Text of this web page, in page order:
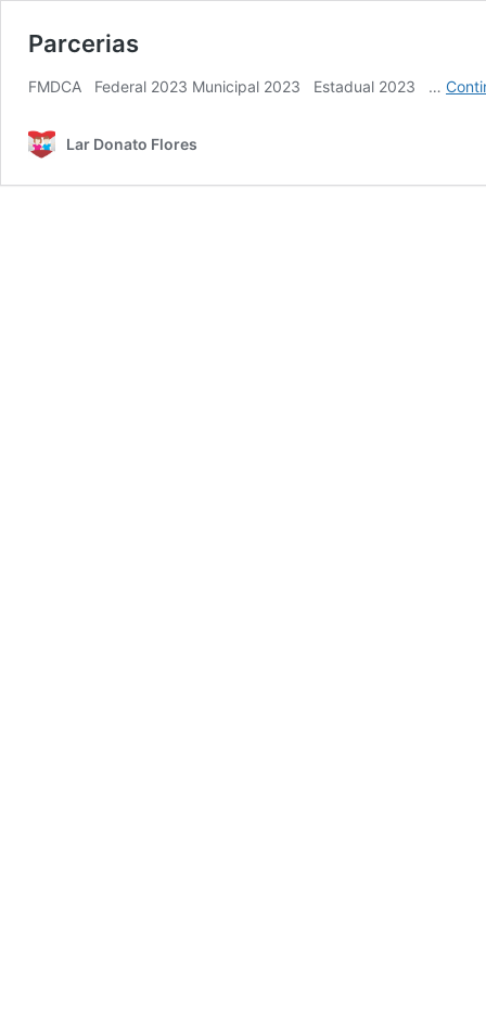
Parcerias
FMDCA Federal 2023 Municipal 2023 Estadual 2023 …
Lar Donato Flores